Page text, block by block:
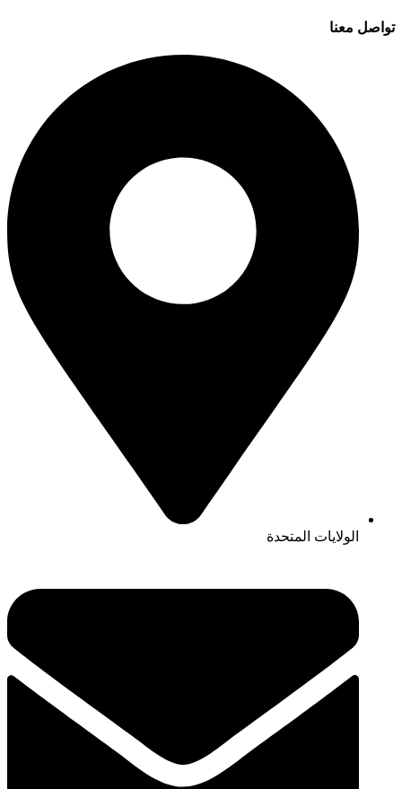
تواصل معنا
الولايات المتحدة